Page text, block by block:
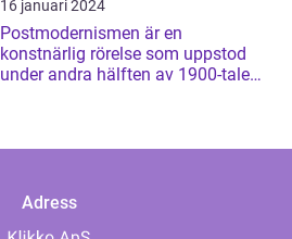
16 januari 2024
Postmodernismen är en
konstnärlig rörelse som uppstod
under andra hälften av 1900-talet
Adress